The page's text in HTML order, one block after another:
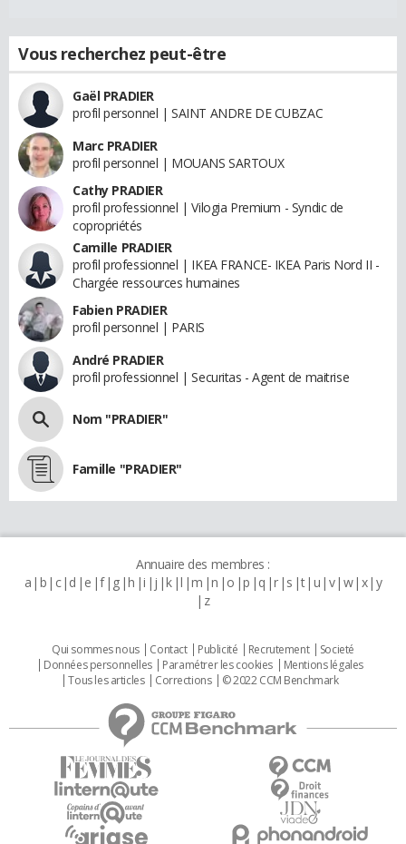
Vous recherchez peut-être
Gaël PRADIER
profil personnel | SAINT ANDRE DE CUBZAC
Marc PRADIER
profil personnel | MOUANS SARTOUX
Cathy PRADIER
profil professionnel | Vilogia Premium - Syndic de
copropriétés
Camille PRADIER
profil professionnel | IKEA FRANCE- IKEA Paris Nord II -
Chargée ressources humaines
Fabien PRADIER
profil personnel | PARIS
André PRADIER
profil professionnel | Securitas - Agent de maitrise
Nom "PRADIER"
Famille "PRADIER"
Annuaire des membres :
a b c d e f g h i j k l m n o p q r s t u v w x y
z
Qui sommes nous Contact Publicité Recrutement
Societé
Données personnelles
Paramétrer les cookies
Mentions légales
Tous les articles
Corrections © 2022 CCM Benchmark